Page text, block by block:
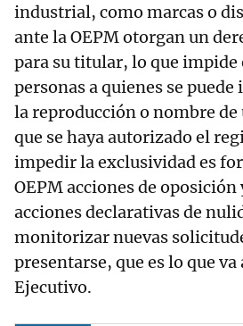
industrial, como marcas o
ante la OEPM otorgan un
para su titular, lo que impide
personas a quienes se
la reproducción o nombre de
que se haya autorizado el
impedir la exclusividad es
OEPM acciones de oposición
acciones declarativas de
monitorizar nuevas
presentarse, que es lo que
Ejecutivo.